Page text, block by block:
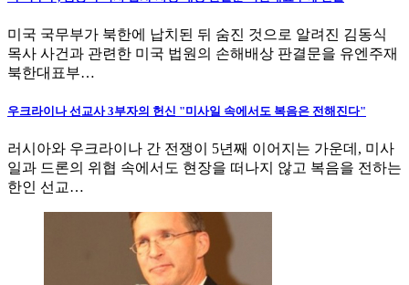
미국 국무부가 북한에 납치된 뒤 숨진 것으로 알려진 김동식
목사 사건과 관련한 미국 법원의 손해배상 판결문을 유엔주재
북한대표부…
우크라이나 선교사 3부자의 헌신 "미사일 속에서도 복음은 전해진다"
러시아와 우크라이나 간 전쟁이 5년째 이어지는 가운데, 미사
일과 드론의 위협 속에서도 현장을 떠나지 않고 복음을 전하는
한인 선교…